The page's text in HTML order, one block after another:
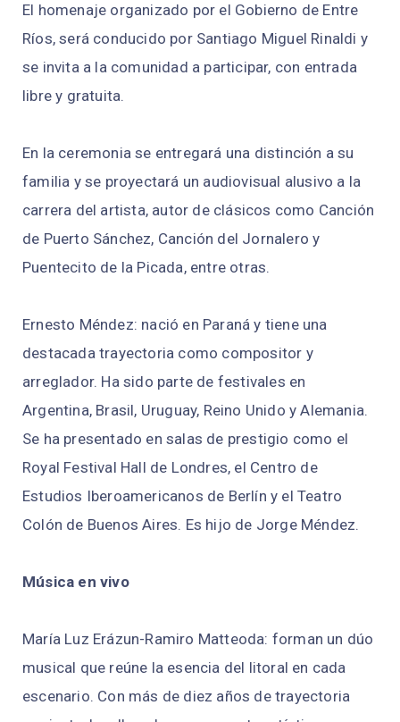
El homenaje organizado por el Gobierno de Entre
Ríos, será conducido por Santiago Miguel Rinaldi y
se invita a la comunidad a participar, con entrada
libre y gratuita.
En la ceremonia se entregará una distinción a su
familia y se proyectará un audiovisual alusivo a la
carrera del artista, autor de clásicos como Canción
de Puerto Sánchez, Canción del Jornalero y
Puentecito de la Picada, entre otras.
Ernesto Méndez: nació en Paraná y tiene una
destacada trayectoria como compositor y
arreglador. Ha sido parte de festivales en
Argentina, Brasil, Uruguay, Reino Unido y Alemania.
Se ha presentado en salas de prestigio como el
Royal Festival Hall de Londres, el Centro de
Estudios Iberoamericanos de Berlín y el Teatro
Colón de Buenos Aires. Es hijo de Jorge Méndez.
Música en vivo
María Luz Erázun-Ramiro Matteoda: forman un dúo
musical que reúne la esencia del litoral en cada
escenario. Con más de diez años de trayectoria